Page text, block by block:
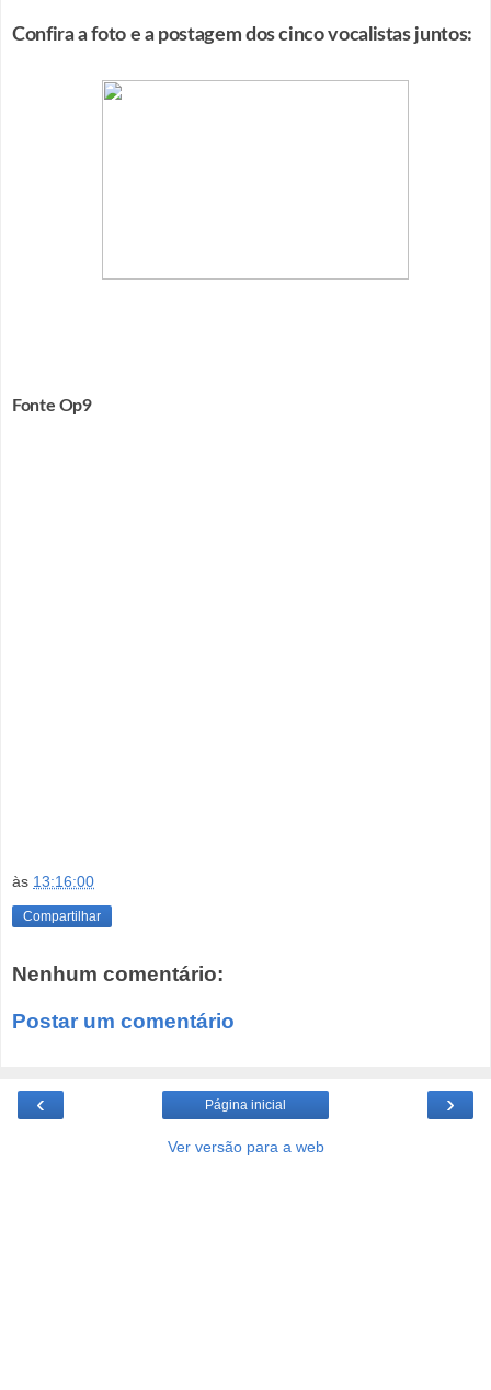
Confira a foto e a postagem dos cinco vocalistas juntos:
Fonte Op9
às 13:16:00
Compartilhar
Nenhum comentário:
Postar um comentário
‹ ›
Página inicial
Ver versão para a web